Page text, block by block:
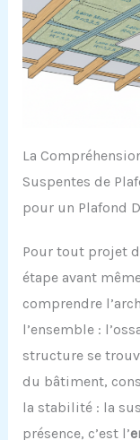
La
Suspentes de
pour un Plafond
Pour tout projet
étape avant
comprendre
l’ensemble :
structure se
du bâtiment,
la stabilité : la
présence, c’est l’